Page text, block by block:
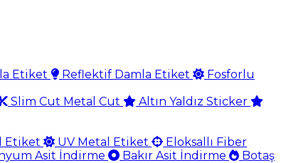
Etiket Reflektif Damla Etiket
Fosforlu
Slim Cut Metal Cut
Altın Yaldız Sticker
Etiket UV Metal Etiket
Eloksallı Fiber
Asit İndirme Bakır Asit İndirme
Botaş